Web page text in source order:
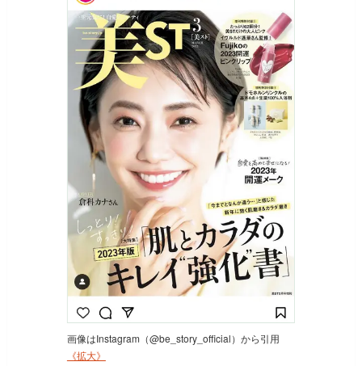
画像はInstagram（@be_story_official）から引用
《拡大》